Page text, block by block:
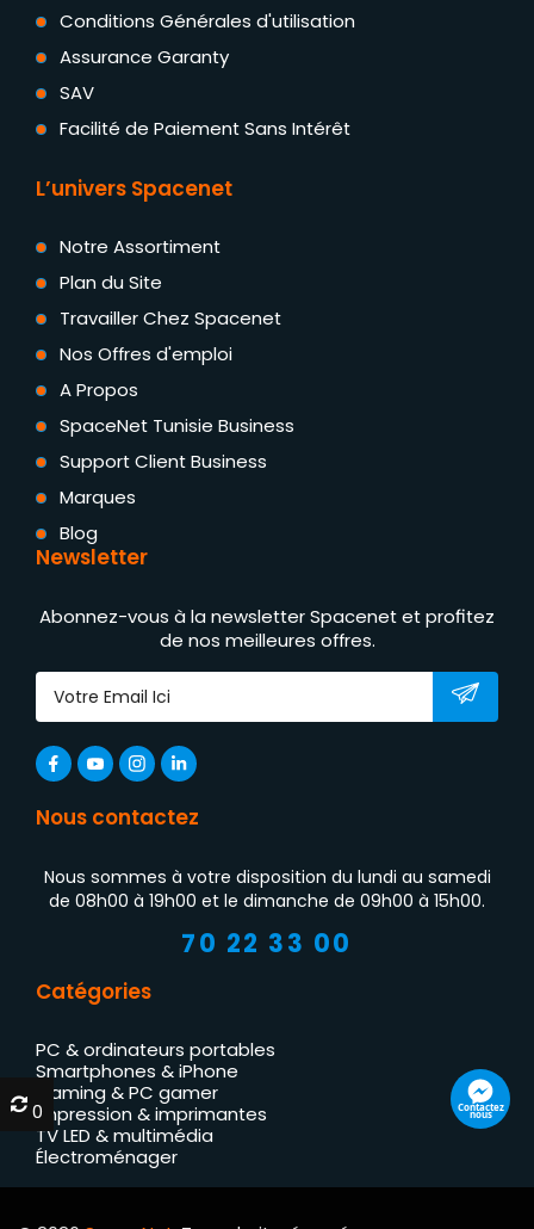
Conditions Générales d'utilisation
Assurance Garanty
SAV
Facilité de Paiement Sans Intérêt
L’univers Spacenet
Notre Assortiment
Plan du Site
Travailler Chez Spacenet
Nos Offres d'emploi
A Propos
SpaceNet Tunisie Business
Support Client Business
Marques
Blog
Newsletter
Abonnez-vous à la newsletter Spacenet et profitez
de nos meilleures offres.
Nous contactez
Nous sommes à votre disposition du lundi au samedi
de 08h00 à 19h00 et le dimanche de 09h00 à 15h00.
70 22 33 00
Catégories
PC & ordinateurs portables
Smartphones & iPhone
Gaming & PC gamer
Impression & imprimantes
TV LED & multimédia
Électroménager
Contactez
nous
0
0